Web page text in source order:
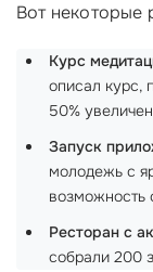
Вот некоторые
Курс
описал курс,
50%
Запуск
молодежь с
возможность
Ресторан с
собрали 200